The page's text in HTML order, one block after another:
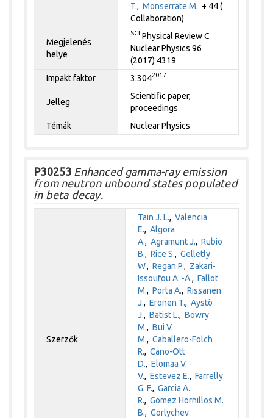
T.,Monserrate M. + 44 (
Collaboration)
Megjelenés
helye
SCI Physical Review C
Nuclear Physics 96
(2017) 4319
Impakt faktor
3.3042017
Jelleg
Scientific paper,
proceedings
Témák
Nuclear Physics
P30253 Enhanced gamma-ray emission
from neutron unbound states populated
in beta decay.
Szerzők
Tain J. L.,Valencia
E.,Algora
A.,Agramunt J.,Rubio
B.,Rice S.,Gelletly
W.,Regan P., Zakari-
Issoufou A. -A.,Fallot
M.,Porta A.,Rissanen
J.,Eronen T.,Aystö
J.,Batist L.,Bowry
M.,Bui V.
M.,Caballero-Folch
R.,Cano-Ott
D.,Elomaa V. -
V.,Estevez E.,Farrelly
G. F.,Garcia A.
R.,Gomez Hornillos M.
B.,Gorlychev